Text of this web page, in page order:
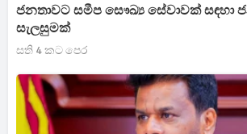
ජනතාවට සමීප සෞඛ්‍ය සේවාවක් සඳහා
සැලසුමක්
සති 4 කට පෙර